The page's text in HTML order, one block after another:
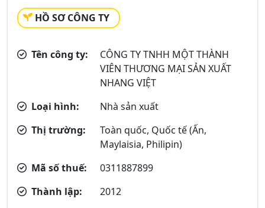
HỒ SƠ CÔNG TY
Tên công ty:
CÔNG TY TNHH MỘT THÀNH
VIÊN THƯƠNG MẠI SẢN XUẤT
NHANG VIỆT
Loại hình:
Nhà sản xuất
Thị trường:
Toàn quốc, Quốc tế (Ấn,
Maylaisia, Philipin)
Mã số thuế:
0311887899
Thành lập:
2012